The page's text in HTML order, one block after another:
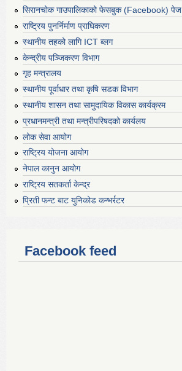
सिरानचोक गाउपालिकाको फेसबुक (Facebook) पेज
राष्ट्रिय पुनर्निर्माण प्राघिकरण
स्थानीय तहको लागि ICT ब्लग
केन्द्रीय पञ्जिकरण विभाग
गृह मन्त्रालय
स्थानीय पूर्वाधार तथा कृषि सडक विभाग
स्थानीय शासन तथा सामुदायिक विकास कार्यक्रम
प्रधानमन्त्री तथा मन्त्रीपरिषदको कार्यलय
लोक सेवा आयोग
राष्ट्रिय योजना आयोग
नेपाल कानुन आयोग
राष्ट्रिय सतकर्ता केन्द्र
प्रिती फन्ट बाट युनिकोड कन्भर्रटर
Facebook feed